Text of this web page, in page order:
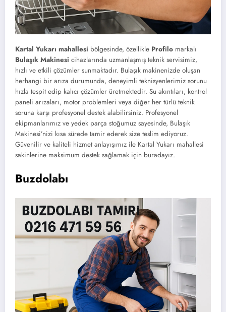
Kartal Yukarı mahallesi bölgesinde, özellikle Profilo markalı
Bulaşık Makinesi cihazlarında uzmanlaşmış teknik servisimiz,
hızlı ve etkili çözümler sunmaktadır. Bulaşık makinenizde oluşan
herhangi bir arıza durumunda, deneyimli teknisyenlerimiz sorunu
hızla tespit edip kalıcı çözümler üretmektedir. Su akıntıları, kontrol
paneli arızaları, motor problemleri veya diğer her türlü teknik
soruna karşı profesyonel destek alabilirsiniz. Profesyonel
ekipmanlarımız ve yedek parça stoğumuz sayesinde, Bulaşık
Makinesi’nizi kısa sürede tamir ederek size teslim ediyoruz.
Güvenilir ve kaliteli hizmet anlayışımız ile Kartal Yukarı mahallesi
sakinlerine maksimum destek sağlamak için buradayız.
Buzdolabı